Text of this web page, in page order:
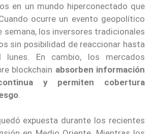
en un mundo hiperconectado que
ocurre un evento geopolítico
semana, los inversores tradicionales
sin posibilidad de reaccionar hasta
lunes. En cambio, los mercados
blockchain absorben información
y permiten cobertura
expuesta durante los recientes